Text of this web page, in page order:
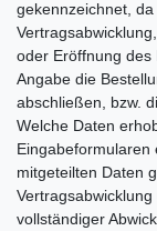
gekennzeichnet,
oder Eröffnung des
Angabe die
abschließen, bzw.
Welche Daten
Eingabeformularen
mitgeteilten Daten
vollständiger